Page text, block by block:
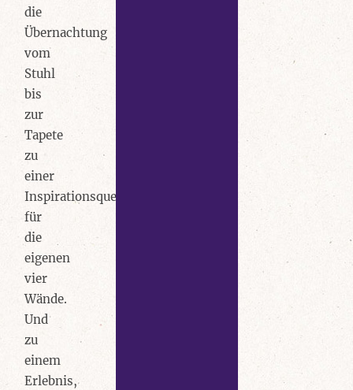
die
Übernachtung
vom
Stuhl
bis
zur
Tapete
zu
einer
Inspirationsquelle
für
die
eigenen
vier
Wände.
Und
zu
einem
Erlebnis,